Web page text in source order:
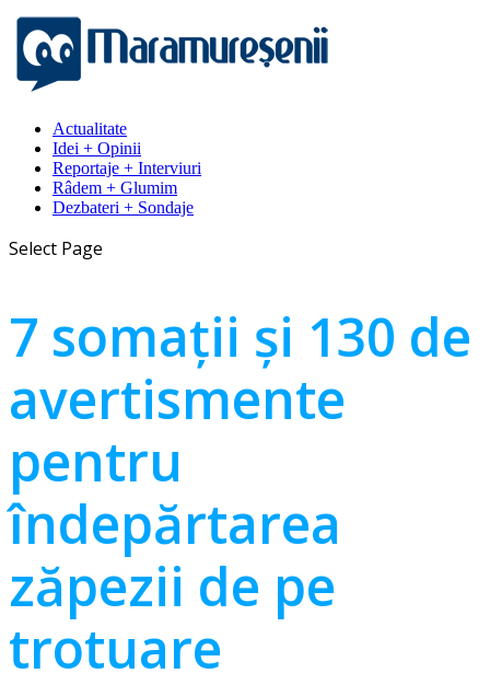
Actualitate
Idei + Opinii
Reportaje + Interviuri
Râdem + Glumim
Dezbateri + Sondaje
Select Page
7 somații și 130 de
avertismente
pentru
îndepărtarea
zăpezii de pe
trotuare